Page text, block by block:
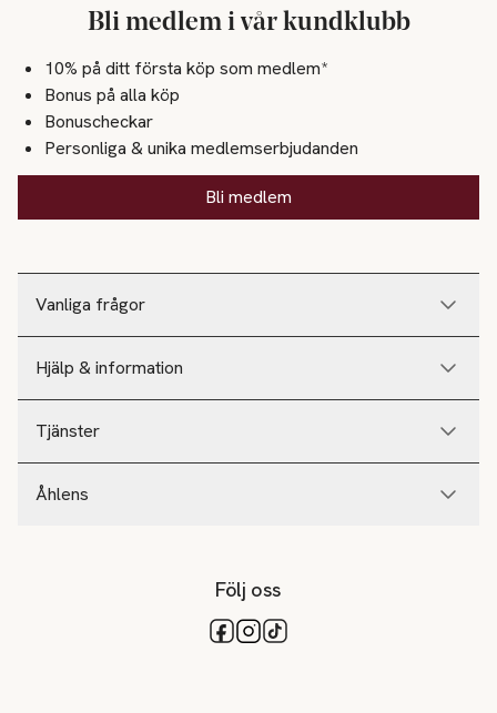
Vanliga frågor
Hjälp & information
Tjänster
Åhlens
Bli medlem i vår kundklubb
10% på ditt första köp som medlem*
Bonus på alla köp
Bonuscheckar
Personliga & unika medlemserbjudanden
Bli medlem
Följ oss